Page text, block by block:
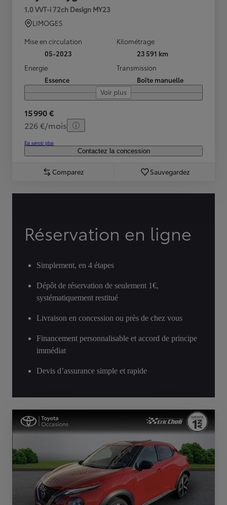
1.0 VVT-i 72ch Design MY23
LIMOGES
Mise en circulation
05-2023
Kilométrage
23 591 km
Energie
Essence
Transmission
Boîte manuelle
Voir plus
15 990 €
226 €/mois
En savoir plus
Contactez la concession
Comparez Sauvegardez
Réservation en ligne
Simplement, en 4 étapes
Dépôt de réservation de seulement 1€,
systématiquement restitué
Livraison en concession ou près de chez vous
Financement personnalisable et accord de principe
immédiat
Devis d’assurance simple et rapide